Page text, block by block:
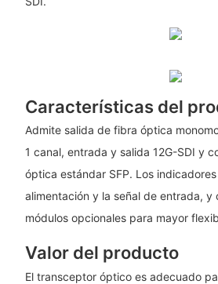
Características del
Admite salida de fibra óptica
1 canal, entrada y salida 12G-SDI y
óptica estándar SFP. Los
alimentación y la señal de entrada, y
módulos opcionales para mayor
Valor del producto
El transceptor óptico es adecuado